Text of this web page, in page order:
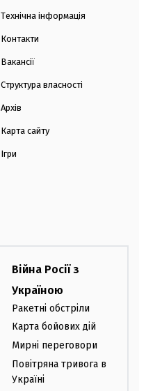
Технічна інформація
Контакти
Вакансії
Структура власності
Архів
Карта сайту
Ігри
Війна Росії з
Україною
Ракетні обстріли
Карта бойових дій
Мирні переговори
Повітряна тривога в
Україні